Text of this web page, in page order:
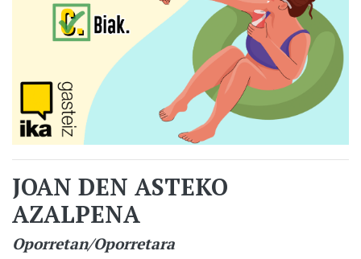
JOAN DEN ASTEKO
AZALPENA
Oporretan/Oporretara